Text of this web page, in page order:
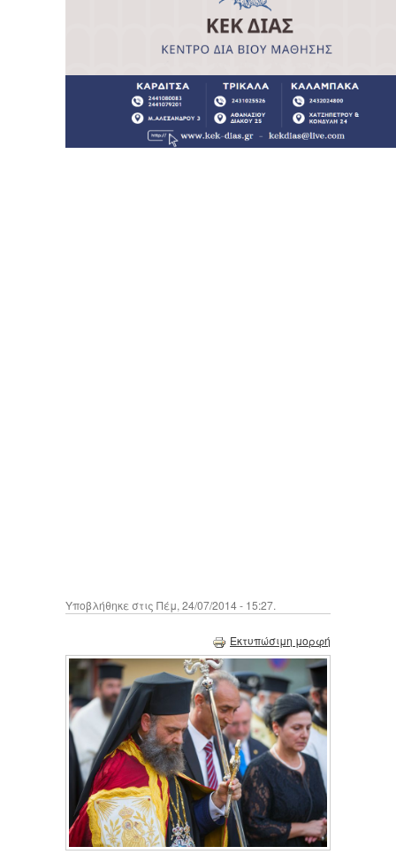
Υποβλήθηκε στις Πέμ, 24/07/2014 - 15:27.
Εκτυπώσιμη μορφή